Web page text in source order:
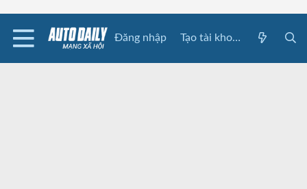
Đăng nhập Tạo tài khoản